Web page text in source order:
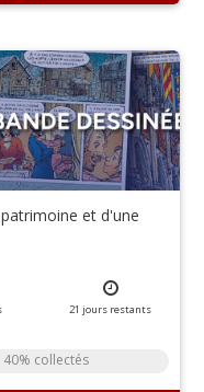
et d'une
21 jours restants
40% collectés